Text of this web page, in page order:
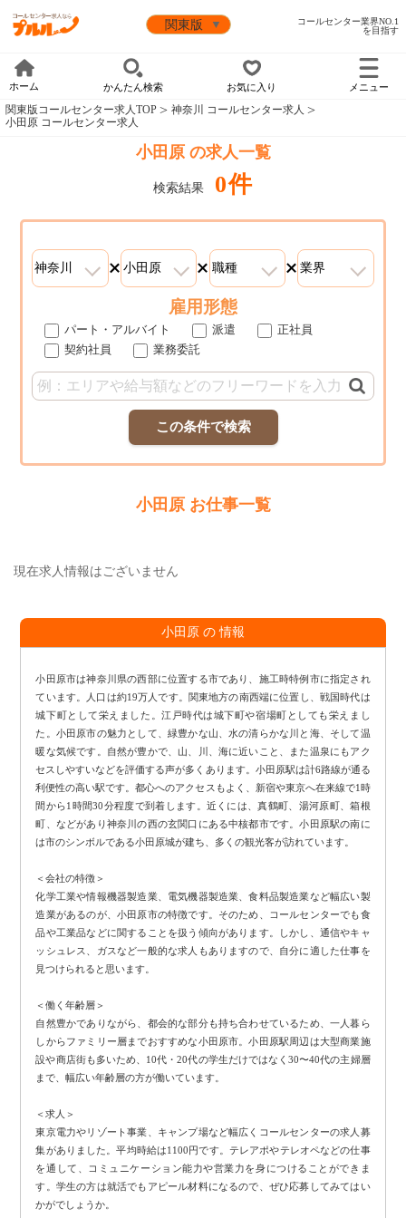
コールセンター業界NO.1
を目指す
ホーム かんたん検索 お気に入り メニュー
関東版コールセンター求人TOP
神奈川 コールセンター求人
小田原 コールセンター求人
小田原 の求人一覧
検索結果 0件
雇用形態
パート・アルバイト 派遣
正社員
契約社員
業務委託
この条件で検索
小田原 お仕事一覧
現在求人情報はございません
小田原 の 情報
小田原市は神奈川県の西部に位置する市であり、施工時特例市に指定され
ています。人口は約19万人です。関東地方の南西端に位置し、戦国時代は
城下町として栄えました。江戸時代は城下町や宿場町としても栄えまし
た。小田原市の魅力として、緑豊かな山、水の清らかな川と海、そして温
暖な気候です。自然が豊かで、山、川、海に近いこと、また温泉にもアク
セスしやすいなどを評価する声が多くあります。小田原駅は計6路線が通る
利便性の高い駅です。都心へのアクセスもよく、新宿や東京へ在来線で1時
間から1時間30分程度で到着します。近くには、真鶴町、湯河原町、箱根
町、などがあり神奈川の西の玄関口にある中核都市です。小田原駅の南に
は市のシンボルである小田原城が建ち、多くの観光客が訪れています。
＜会社の特徴＞
化学工業や情報機器製造業、電気機器製造業、食料品製造業など幅広い製
造業があるのが、小田原市の特徴です。そのため、コールセンターでも食
品や工業品などに関することを扱う傾向があります。しかし、通信やキャ
ッシュレス、ガスなど一般的な求人もありますので、自分に適した仕事を
見つけられると思います。
＜働く年齢層＞
自然豊かでありながら、都会的な部分も持ち合わせているため、一人暮ら
しからファミリー層までおすすめな小田原市。小田原駅周辺は大型商業施
設や商店街も多いため、10代・20代の学生だけではなく30〜40代の主婦層
まで、幅広い年齢層の方が働いています。
＜求人＞
東京電力やリゾート事業、キャンプ場など幅広くコールセンターの求人募
集がありました。平均時給は1100円です。テレアポやテレオペなどの仕事
を通して、コミュニケーション能力や営業力を身につけることができま
す。学生の方は就活でもアピール材料になるので、ぜひ応募してみてはい
かがでしょうか。